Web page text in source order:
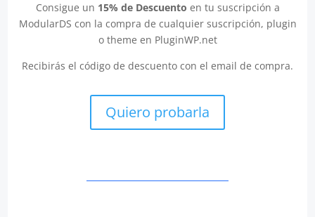
Consigue un 15% de Descuento en tu suscripción a
ModularDS con la compra de cualquier suscripción, plugin
o theme en PluginWP.net
Recibirás el código de descuento con el email de compra.
Quiero probarla